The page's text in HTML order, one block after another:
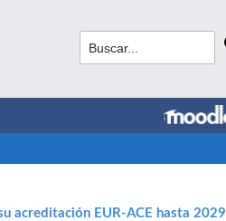
acreditación EUR-ACE hasta 2029